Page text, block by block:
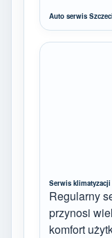
Auto serwis
Serwis
Regularny
przynosi
komfort